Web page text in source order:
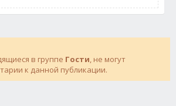
в группе Гости, не могут
к данной публикации.